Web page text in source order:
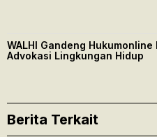
WALHI Gandeng Hukumonline
Advokasi Lingkungan Hidup
Berita Terkait